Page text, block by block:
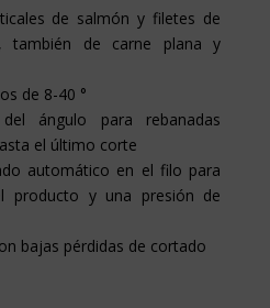
de salmón y filetes de
también de carne plana y
de 8-40 °
ángulo para rebanadas
el último corte
automático en el filo para
producto y una presión de
bajas pérdidas de cortado